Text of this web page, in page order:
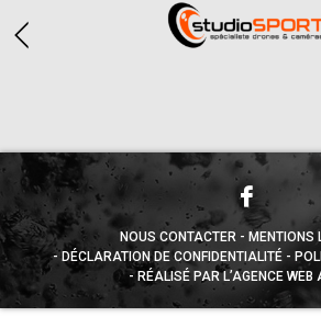
NOUS CONTACTER
MENTIONS
DÉCLARATION DE CONFIDENTIALITÉ
RÉALISÉ PAR L’AGENCE WEB